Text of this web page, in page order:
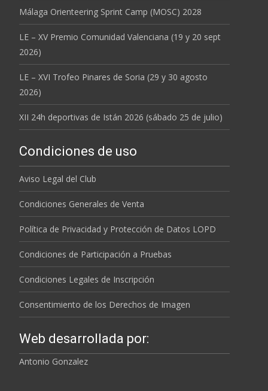
Málaga Orienteering Sprint Camp (MOSC) 2028
LE – XV Premio Comunidad Valenciana (19 y 20 sept
2026)
LE – XVI Trofeo Pinares de Soria (29 y 30 agosto
2026)
XII 24h deportivas de Istán 2026 (sábado 25 de julio)
Condiciones de uso
Aviso Legal del Club
Condiciones Generales de Venta
Política de Privacidad y Protección de Datos LOPD
Condiciones de Participación a Pruebas
Condiciones Legales de Inscripción
Consentimiento de los Derechos de Imagen
Web desarrollada por:
Antonio Gonzalez